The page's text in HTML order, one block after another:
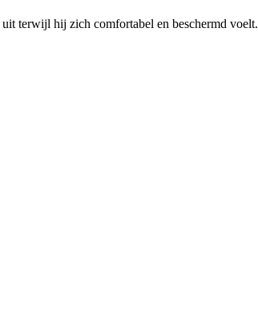
terwijl hij zich comfortabel en beschermd voelt.